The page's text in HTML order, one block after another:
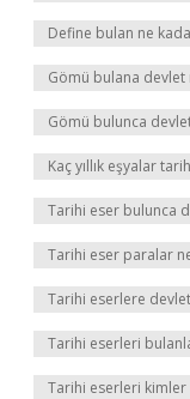
Define bulan ne
Gömü bulana
Gömü bulunca
Kaç yıllık eşyalar
Tarihi eser bulunca
Tarihi eser paralar
Tarihi eserlere
Tarihi eserleri
Tarihi eserleri kimler